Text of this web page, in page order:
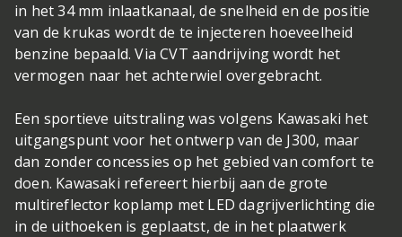
in het 34 mm inlaatkanaal, de snelheid en de positie
van de krukas wordt de te injecteren hoeveelheid
benzine bepaald. Via CVT aandrijving wordt het
vermogen naar het achterwiel overgebracht.
Een sportieve uitstraling was volgens Kawasaki het
uitgangspunt voor het ontwerp van de J300, maar
dan zonder concessies op het gebied van comfort te
doen. Kawasaki refereert hierbij aan de grote
multireflector koplamp met LED dagrijverlichting die
in de uithoeken is geplaatst, de in het plaatwerk